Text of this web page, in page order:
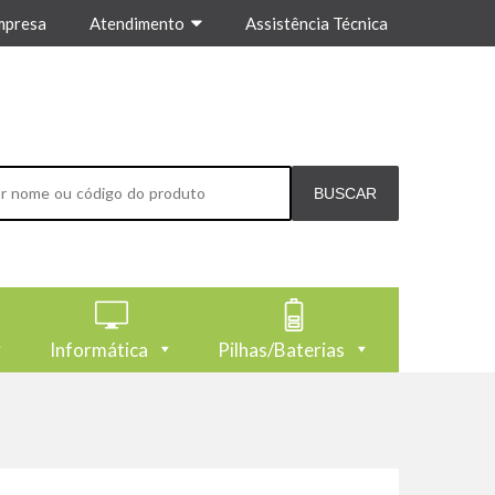
Atendimento Assistência Técnica
Informática Pilhas/Baterias